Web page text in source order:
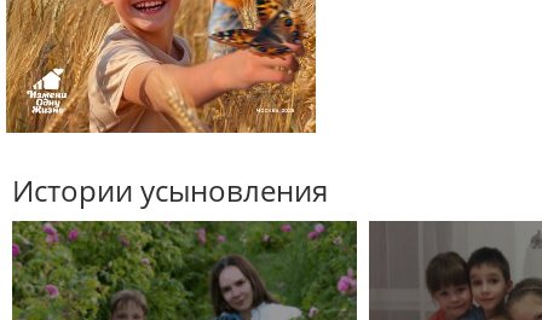
Истории усыновления